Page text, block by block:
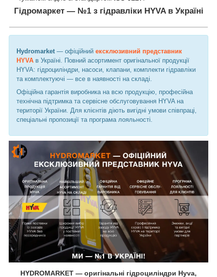
Гідромаркет — №1 з гідравліки HYVA в Україні
Hydromarket — офіційний ексклюзивний представник
HYVA в Україні. Повний асортимент оригінальної продукції
HYVA: гідроциліндри, насоси, клапани, комплекти гідравліки
та комплектуючі — все в наявності на складі.
Офіційна гарантія виробника на всю продукцію, професійна
технічна підтримка та сервісне обслуговування HYVA на
території України. Для клієнтів діють вигідні умови співпраці,
спеціальні пропозиції та програма лояльності.
HYDROMARKET — оригінальні гідроциліндри Hyva,